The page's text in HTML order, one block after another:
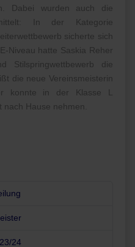
Dabei wurden auch die
In der Kategorie
sicherte sich
Niveau hatte Saskia Reher
Stilspringwettbewerb die
die neue Vereinsmeisterin
konnte in der Klasse L
Hause nehmen.
24